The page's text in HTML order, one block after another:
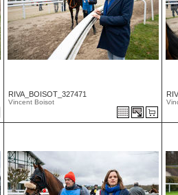
RIVA_BOISOT_327471
Vincent Boisot